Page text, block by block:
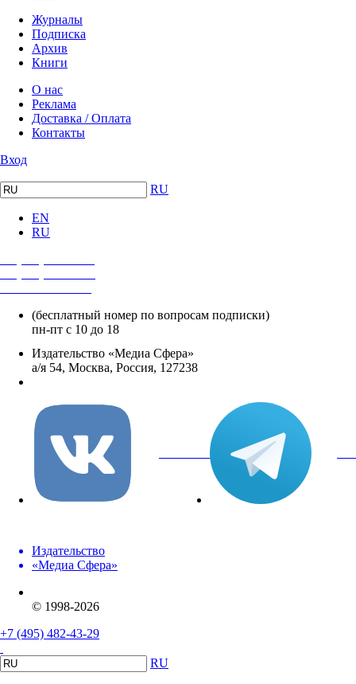
Журналы
Подписка
Архив
Книги
О нас
Реклама
Доставка / Оплата
Контакты
Вход
RU
EN
RU
(бесплатный номер по вопросам подписки)
пн-пт с 10 до 18
Издательство «Медиа Сфера»
а/я 54, Москва, Россия, 127238
вКонтакте
Издательство
«Медиа Сфера»
© 1998-2026
+7 (495) 482-43-29
RU